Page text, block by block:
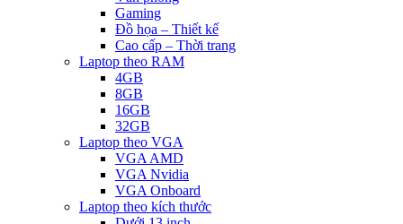
Gaming
Đồ họa – Thiết kế
Cao cấp – Thời trang
Laptop theo RAM
4GB
8GB
16GB
32GB
Laptop theo VGA
VGA AMD
VGA Nvidia
VGA Onboard
Laptop theo kích thước